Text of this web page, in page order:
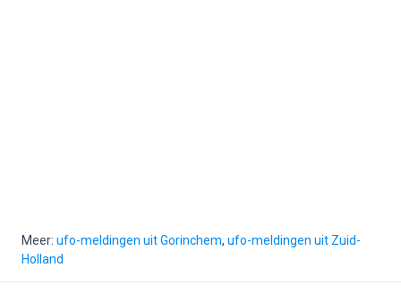
Meer: ufo-meldingen uit Gorinchem, ufo-meldingen uit Zuid-
Holland